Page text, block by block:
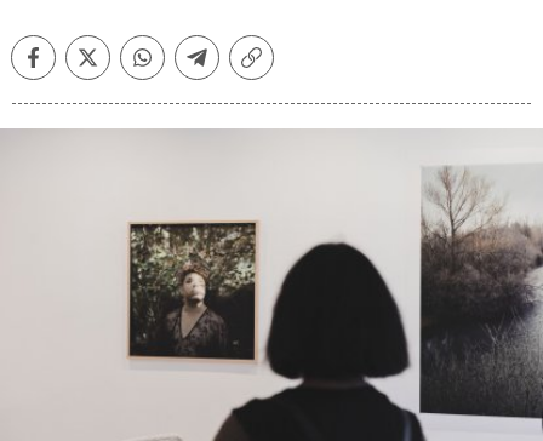
FacebookTwitterWhatsappTelegramCopiar